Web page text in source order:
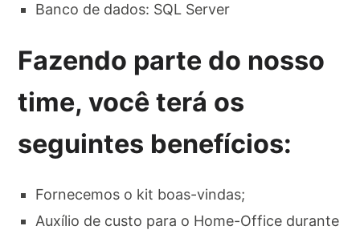
Banco de dados: SQL Server
Fazendo parte do nosso
time, você terá os
seguintes benefícios:
Fornecemos o kit boas-vindas;
Auxílio de custo para o Home-Office durante